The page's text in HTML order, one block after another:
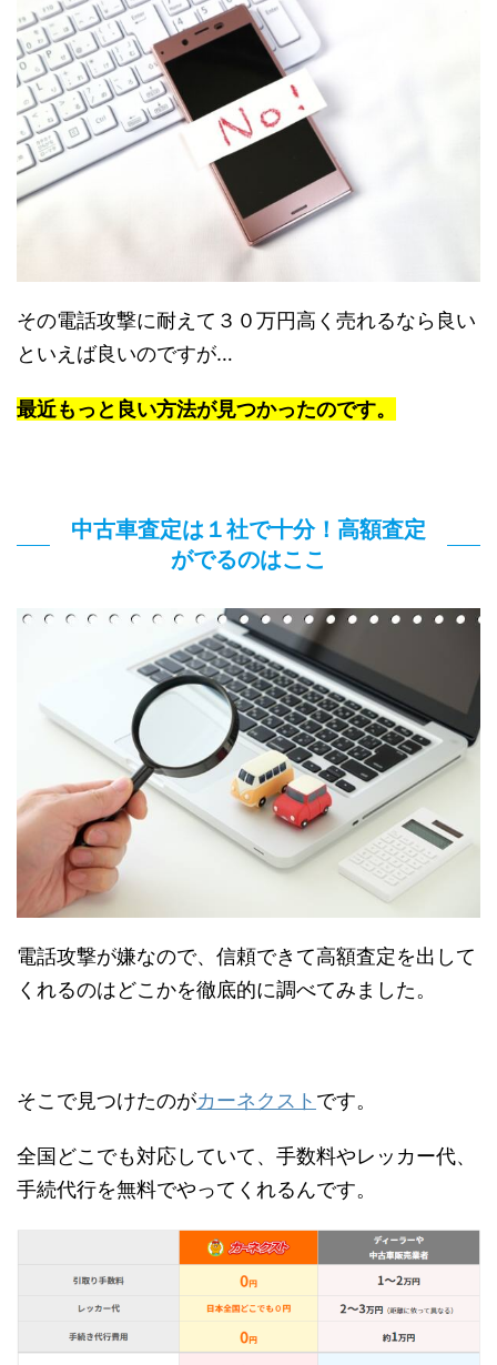
その電話攻撃に耐えて３０万円高く売れるなら良い
といえば良いのですが…
最近もっと良い方法が見つかったのです。
中古車査定は１社で十分！高額査定
がでるのはここ
電話攻撃が嫌なので、信頼できて高額査定を出して
くれるのはどこかを徹底的に調べてみました。
そこで見つけたのがカーネクスト です。
全国どこでも対応していて、手数料やレッカー代、
手続代行を無料でやってくれるんです。